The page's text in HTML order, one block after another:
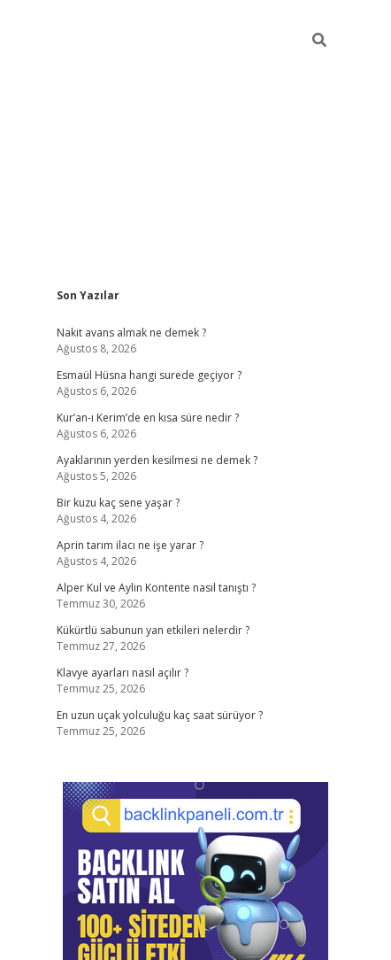
Sidebar
Son Yazılar
Nakit avans almak ne demek ?
Ağustos 8, 2026
Esmaül Hüsna hangi surede geçiyor ?
Ağustos 6, 2026
Kur’an-ı Kerim’de en kısa süre nedir ?
Ağustos 6, 2026
Ayaklarının yerden kesilmesi ne demek ?
Ağustos 5, 2026
Bir kuzu kaç sene yaşar ?
Ağustos 4, 2026
Aprin tarım ilacı ne işe yarar ?
Ağustos 4, 2026
Alper Kul ve Aylin Kontente nasıl tanıştı ?
Temmuz 30, 2026
Kükürtlü sabunun yan etkileri nelerdir ?
Temmuz 27, 2026
Klavye ayarları nasıl açılır ?
Temmuz 25, 2026
En uzun uçak yolculuğu kaç saat sürüyor ?
Temmuz 25, 2026